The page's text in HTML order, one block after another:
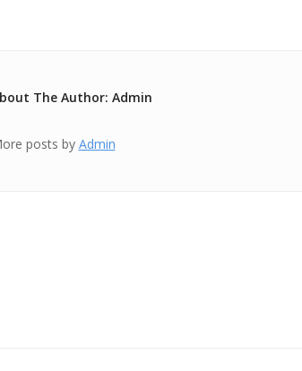
The Author: Admin
posts by Admin